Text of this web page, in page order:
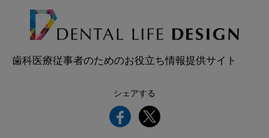
歯科医療従事者のためのお役立ち情報提供サイト
シェアする